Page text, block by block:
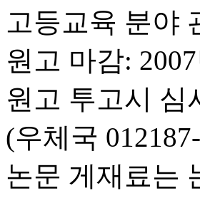
고등교육 분야
원고 마감:
원고 투고시 심
(우체국
논문 게재료는